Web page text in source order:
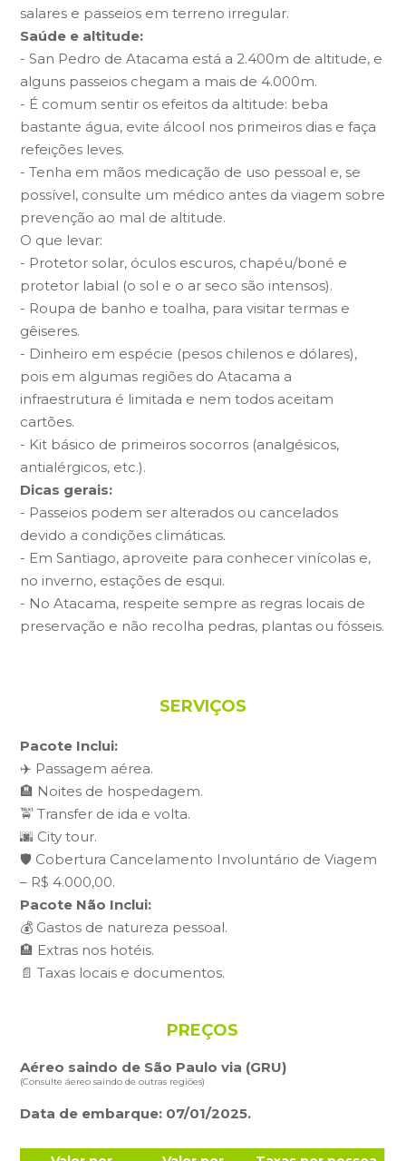
salares e passeios em terreno irregular.
Saúde e altitude:
- San Pedro de Atacama está a 2.400m de altitude, e
alguns passeios chegam a mais de 4.000m.
- É comum sentir os efeitos da altitude: beba
bastante água, evite álcool nos primeiros dias e faça
refeições leves.
- Tenha em mãos medicação de uso pessoal e, se
possível, consulte um médico antes da viagem sobre
prevenção ao mal de altitude.
O que levar:
- Protetor solar, óculos escuros, chapéu/boné e
protetor labial (o sol e o ar seco são intensos).
- Roupa de banho e toalha, para visitar termas e
gêiseres.
- Dinheiro em espécie (pesos chilenos e dólares),
pois em algumas regiões do Atacama a
infraestrutura é limitada e nem todos aceitam
cartões.
- Kit básico de primeiros socorros (analgésicos,
antialérgicos, etc.).
Dicas gerais:
- Passeios podem ser alterados ou cancelados
devido a condições climáticas.
- Em Santiago, aproveite para conhecer vinícolas e,
no inverno, estações de esqui.
- No Atacama, respeite sempre as regras locais de
preservação e não recolha pedras, plantas ou fósseis.
SERVIÇOS
Pacote Inclui:
✈️ Passagem aérea.
🏨 Noites de hospedagem.
🚖 Transfer de ida e volta.
🌆 City tour.
🛡️ Cobertura Cancelamento Involuntário de Viagem
– R$ 4.000,00.
Pacote Não Inclui:
💰 Gastos de natureza pessoal.
🏨 Extras nos hotéis.
📄 Taxas locais e documentos.
PREÇOS
Aéreo saindo de São Paulo via (GRU)
(Consulte áereo saindo de outras regiões)
Data de embarque: 07/01/2025.